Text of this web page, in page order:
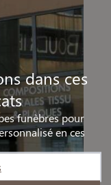
dans ces
funèbres pour
en ces